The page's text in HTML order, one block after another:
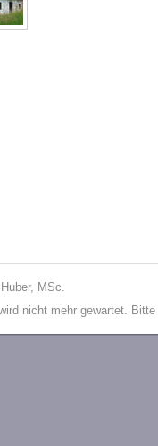
MSc.
nicht mehr gewartet.